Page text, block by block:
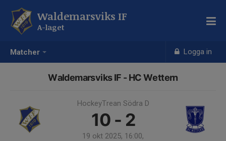
Matcher Logga in
Waldemarsviks IF
A-laget
Waldemarsviks IF - HC Wettern
HockeyTrean Södra D
10 - 2
19 okt 2025, 16:00,